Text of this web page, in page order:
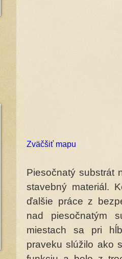
Zväčšiť mapu
Piesočnatý substrát
stavebný materiál.
ďalšie práce z
nad piesočnatým
miestach sa pri
praveku slúžilo ako